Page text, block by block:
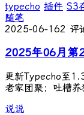
typecho 插件 S3
随笔
2025-06-162 评
2025年06月第
更新Typecho至
老家团聚；吐槽养
说说